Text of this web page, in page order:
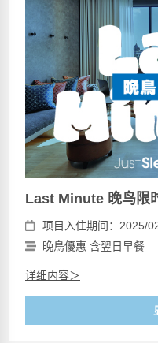
Last Minute 晚鸟限
项目入住期间：2025/
晚鳥優惠 含翌日早餐
详细内容＞